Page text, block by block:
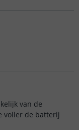
van de
voller de batterij